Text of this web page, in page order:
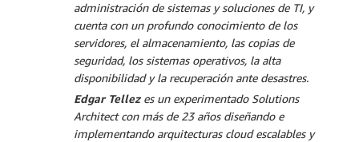
administración de sistemas y soluciones de TI, y
cuenta con un profundo conocimiento de los
servidores, el almacenamiento, las copias de
seguridad, los sistemas operativos, la alta
disponibilidad y la recuperación ante desastres.
Edgar Tellezes un experimentado Solutions
Architect con más de 23 años diseñando e
implementando arquitecturas cloud escalables y